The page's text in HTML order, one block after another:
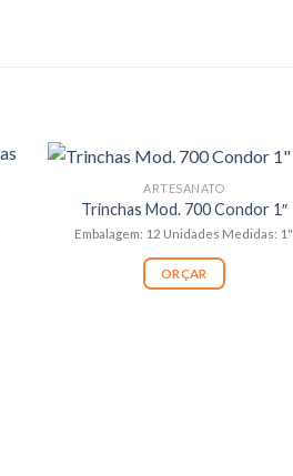
ARTESANATO
Trinchas Mod. 700 Condor 1″
Embalagem: 12 Unidades Medidas: 1"
ORÇAR